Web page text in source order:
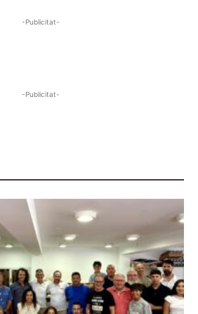
-Publicitat-
-Publicitat-